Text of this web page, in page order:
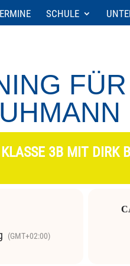
SCHULE
3B MIT DIRK
(GMT+02:00)